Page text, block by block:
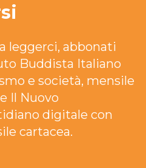
leggerci, abbonati
Buddista Italiano
e società, mensile
Il Nuovo
digitale con
cartacea.